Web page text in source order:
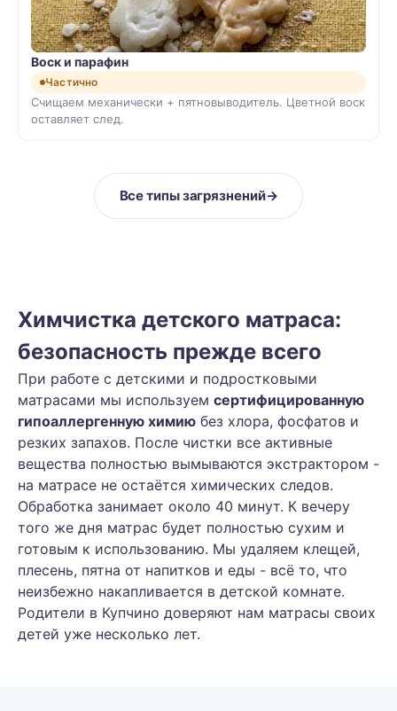
Воск и парафин
Частично
Счищаем механически + пятновыводитель. Цветной воск
оставляет след.
Все типы загрязнений→
Химчистка детского матраса:
безопасность прежде всего
При работе с детскими и подростковыми
матрасами мы используем сертифицированную
гипоаллергенную химию без хлора, фосфатов и
резких запахов. После чистки все активные
вещества полностью вымываются экстрактором -
на матрасе не остаётся химических следов.
Обработка занимает около 40 минут. К вечеру
того же дня матрас будет полностью сухим и
готовым к использованию. Мы удаляем клещей,
плесень, пятна от напитков и еды - всё то, что
неизбежно накапливается в детской комнате.
Родители в Купчино доверяют нам матрасы своих
детей уже несколько лет.